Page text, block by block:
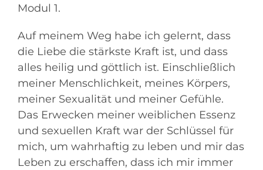
Modul 1.
Auf meinem Weg habe ich gelernt, dass
die Liebe die stärkste Kraft ist, und dass
alles heilig und göttlich ist. Einschließlich
meiner Menschlichkeit, meines Körpers,
meiner Sexualität und meiner Gefühle.
Das Erwecken meiner weiblichen Essenz
und sexuellen Kraft war der Schlüssel für
mich, um wahrhaftig zu leben und mir das
Leben zu erschaffen, dass ich mir immer